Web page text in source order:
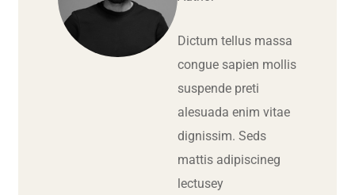
Dictum tellus massa
congue sapien mollis
suspende preti
alesuada enim vitae
dignissim. Seds
mattis adipiscineg
lectusey